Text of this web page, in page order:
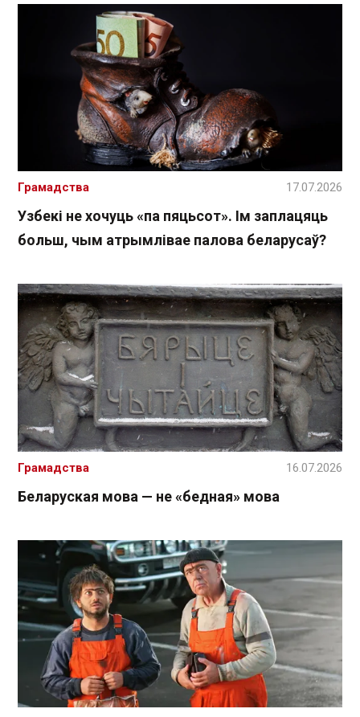
Узбекі не хочуць «па пяцьсот». Ім заплацяць
больш, чым атрымлівае палова беларусаў?
Грамадства 17.07.2026
Беларуская мова — не «бедная» мова
Грамадства 16.07.2026